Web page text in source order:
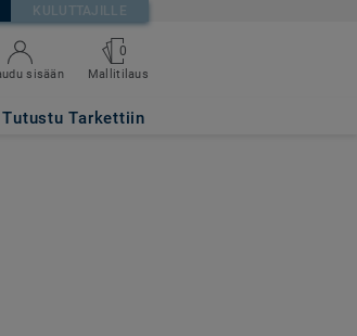
KULUTTAJILLE
sisään
0
Mallitilaus
Tutustu Tarkettiin